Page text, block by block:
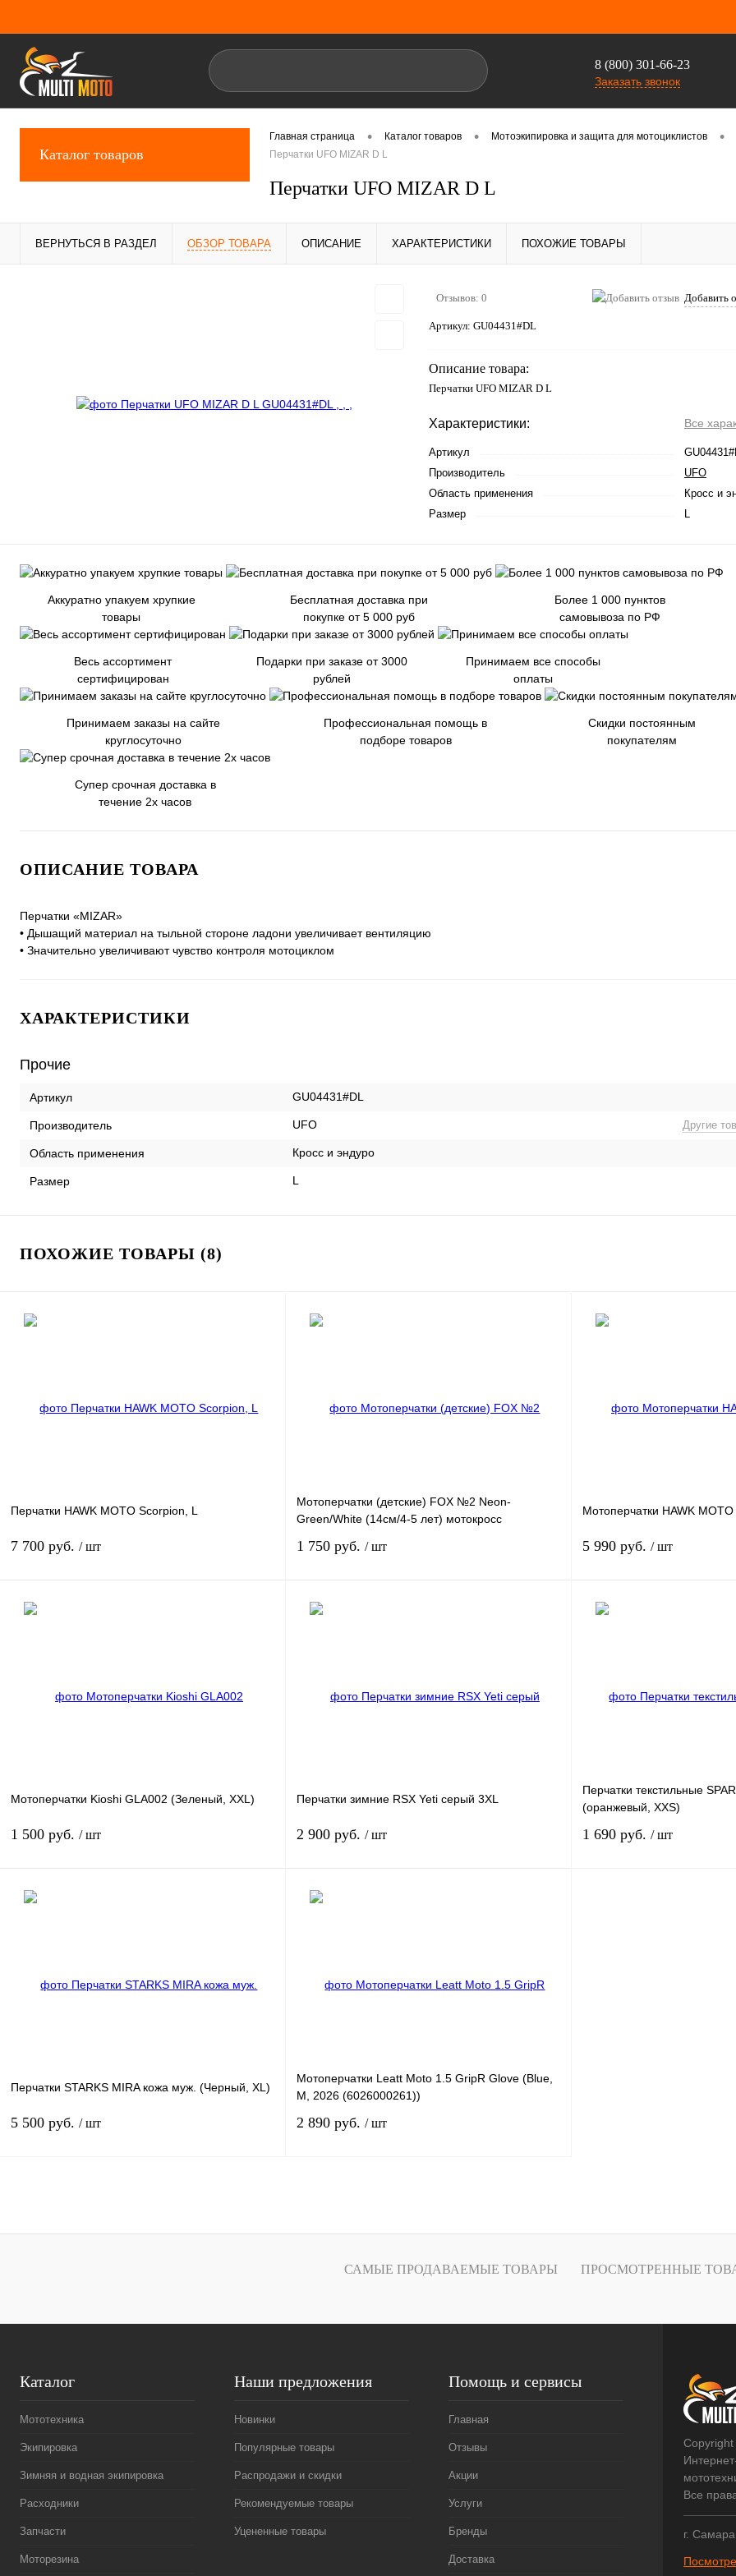
8 (800) 301-66-23
Заказать звонок
Каталог товаров
Главная страница • Каталог товаров • Мотоэкипировка и защита для мотоциклистов •
Перчатки UFO MIZAR D L
Перчатки UFO MIZAR D L
ВЕРНУТЬСЯ В РАЗДЕЛ ОБЗОР ТОВАРА ОПИСАНИЕ ХАРАКТЕРИСТИКИ ПОХОЖИЕ ТОВАРЫ
Отзывов: 0 Добавить
Артикул: GU04431#DL
Описание товара:
Перчатки UFO MIZAR D L
Характеристики: Все
Артикул
Производитель
UFO
Область применения
Кросс и
Размер
L
Аккуратно упакуем хрупкие
товары
Бесплатная доставка при
покупке от 5 000 руб
Более 1 000 пунктов
самовывоза по РФ
Весь ассортимент
сертифицирован
Подарки при заказе от 3000
рублей
Принимаем все способы
оплаты
Принимаем заказы на сайте
круглосуточно
Профессиональная помощь в
подборе товаров
Скидки постоянным
покупателям
Супер срочная доставка в
течение 2х часов
ОПИСАНИЕ ТОВАРА
Перчатки «MIZAR»
• Дышащий материал на тыльной стороне ладони увеличивает вентиляцию
• Значительно увеличивают чувство контроля мотоциклом
ХАРАКТЕРИСТИКИ
Прочие
Артикул GU04431#DL
Производитель UFO Другие
Область применения Кросс и эндуро
Размер L
ПОХОЖИЕ ТОВАРЫ (8)
Перчатки HAWK MOTO Scorpion, L
7 700 руб. / шт
наличии
Мотоперчатки (детские) FOX №2 Neon-
Green/White (14см/4-5 лет) мотокросс
1 750 руб. / шт
наличии
Мотоперчатки HAWK
5 990 руб. / шт
Мотоперчатки Kioshi GLA002 (Зеленый, XXL)
1 500 руб. / шт
наличии
Перчатки зимние RSX Yeti серый 3XL
2 900 руб. / шт
наличии
Перчатки текстильные
(оранжевый, XXS)
1 690 руб. / шт
Перчатки STARKS MIRA кожа муж. (Черный, XL)
5 500 руб. / шт
Купить в 1 клик К сравнению
Мотоперчатки Leatt Moto 1.5 GripR Glove (Blue,
M, 2026 (6026000261))
2 890 руб. / шт
Купить в 1 клик К сравнению
САМЫЕ ПРОДАВАЕМЫЕ ТОВАРЫ ПРОСМОТРЕННЫЕ
Каталог
Мототехника
Экипировка
Зимняя и водная экипировка
Расходники
Запчасти
Моторезина
Наши предложения
Новинки
Популярные товары
Распродажи и скидки
Рекомендуемые товары
Уцененные товары
Помощь и сервисы
Главная
Отзывы
Акции
Услуги
Бренды
Доставка
Все
г.